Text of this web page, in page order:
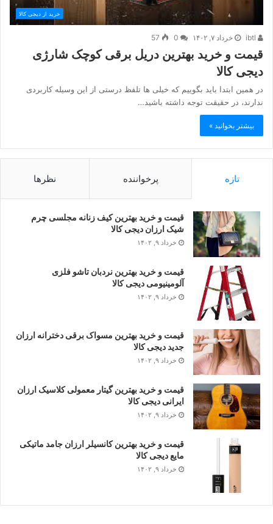
خرید از دیجی کالا
خرداد ۷, ۱۴۰۲ 57
قیمت و خرید بهترین دریل برقی کوچک شارژی
دیجی کالا
در همین ابتدا باید بگوییم که خیلی ها تلفظ درستی از این وسیله کاربردی
ندارند، در حقیقت توجه داشته باشید…
بیشتر بخوانید »
تازه پرخواننده نظرها
قیمت و خرید بهترین کیف زنانه مجلسی چرم
شیک ارزان دیجی کالا
خرداد ۹, ۱۴۰۲
قیمت و خرید بهترین نردبان تاشو فلزی
آلومینیومی دیجی کالا
خرداد ۹, ۱۴۰۲
قیمت و خرید بهترین مسواک برقی دخترانه ارزان
جدید دیجی کالا
خرداد ۹, ۱۴۰۲
قیمت و خرید بهترین گیتار معمولی کلاسیک ارزان
ایرانی دیجی کالا
خرداد ۹, ۱۴۰۲
قیمت و خرید بهترین کانسیلر ارزان جامد ماتیکی
مایع دیجی کالا
خرداد ۹, ۱۴۰۲